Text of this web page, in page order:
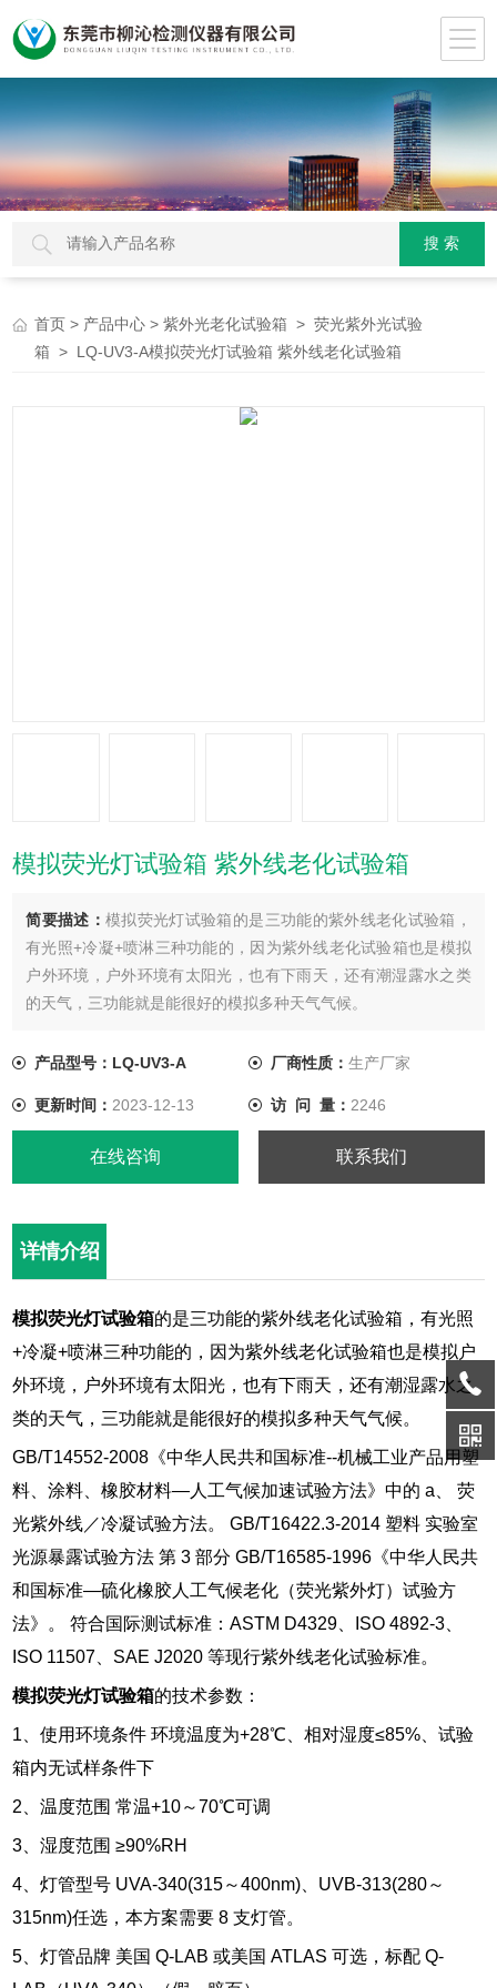
首页 > 产品中心 >紫外光老化试验箱 >荧光紫外光试验
箱 > LQ-UV3-A模拟荧光灯试验箱 紫外线老化试验箱
模拟荧光灯试验箱 紫外线老化试验箱
简要描述： 模拟荧光灯试验箱的是三功能的紫外线老化试验箱，
有光照+冷凝+喷淋三种功能的，因为紫外线老化试验箱也是模拟
户外环境，户外环境有太阳光，也有下雨天，还有潮湿露水之类
的天气，三功能就是能很好的模拟多种天气气候。
产品型号：LQ-UV3-A 厂商性质： 生产厂家
更新时间： 2023-12-13 访 问 量： 2246
在线咨询 联系我们
详情介绍
模拟荧光灯试验箱的是三功能的紫外线老化试验箱，有光照
+冷凝+喷淋三种功能的，因为紫外线老化试验箱也是模拟户
外环境，户外环境有太阳光，也有下雨天，还有潮湿露水之
类的天气，三功能就是能很好的模拟多种天气气候。
GB/T14552-2008《中华人民共和国标准--机械工业产品用塑
料、涂料、橡胶材料—人工气候加速试验方法》中的 a、 荧
光紫外线／冷凝试验方法。 GB/T16422.3-2014 塑料 实验室
光源暴露试验方法 第 3 部分 GB/T16585-1996《中华人民共
和国标准—硫化橡胶人工气候老化（荧光紫外灯）试验方
法》。 符合国际测试标准：ASTM D4329、ISO 4892-3、
ISO 11507、SAE J2020 等现行紫外线老化试验标准。
模拟荧光灯试验箱的技术参数：
1、使用环境条件 环境温度为+28℃、相对湿度≤85%、试验
箱内无试样条件下
2、温度范围 常温+10～70℃可调
3、湿度范围 ≥90%RH
4、灯管型号 UVA-340(315～400nm)、UVB-313(280～
315nm)任选，本方案需要 8 支灯管。
5、灯管品牌 美国 Q-LAB 或美国 ATLAS 可选，标配 Q-